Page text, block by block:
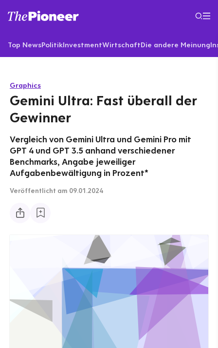
Top NewsPolitikInvestmentWirtschaftDie andere Meinung
Graphics
Gemini Ultra: Fast überall der
Gewinner
Vergleich von Gemini Ultra und Gemini Pro mit
GPT 4 und GPT 3.5 anhand verschiedener
Benchmarks, Angabe jeweiliger
Aufgabenbewältigung in Prozent*
Veröffentlicht am 09.01.2024